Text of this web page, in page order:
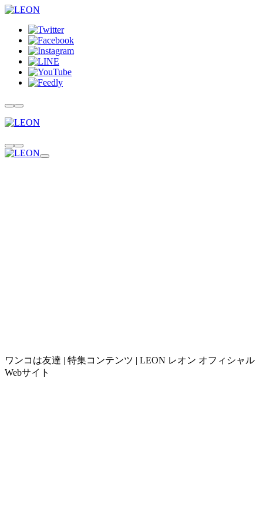
ワンコは友達 | 特集コンテンツ | LEON レオン オフィシャル
Webサイト